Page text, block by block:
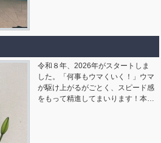
令和８年、2026年がスタートしま
した。「何事もウマくいく！」ウマ
が駆け上がるがごとく、スピード感
をもって精進してまいります！本…